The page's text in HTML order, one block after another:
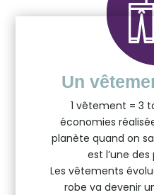
Un
1 vêtement = 3
économies
planète quand on
est l’une
Les vêtements
robe va devenir